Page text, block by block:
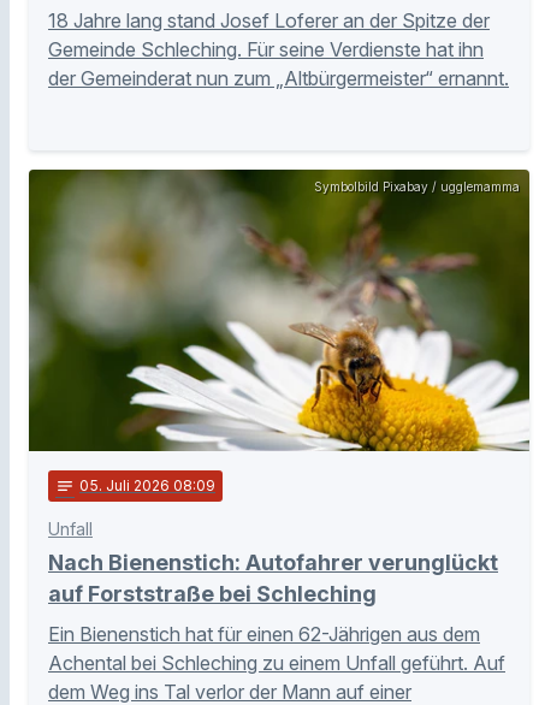
18 Jahre lang stand Josef Loferer an der Spitze der
Gemeinde Schleching. Für seine Verdienste hat ihn
der Gemeinderat nun zum „Altbürgermeister“ ernannt.
Symbolbild Pixabay / ugglemamma
notes 05. Juli 2026 08:09
Unfall
Nach Bienenstich: Autofahrer verunglückt
auf Forststraße bei Schleching
Ein Bienenstich hat für einen 62-Jährigen aus dem
Achental bei Schleching zu einem Unfall geführt. Auf
dem Weg ins Tal verlor der Mann auf einer